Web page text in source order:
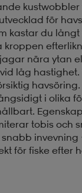
för
kastar du
nära ytan
låg
i olika
tobis och
invevning
för fiske